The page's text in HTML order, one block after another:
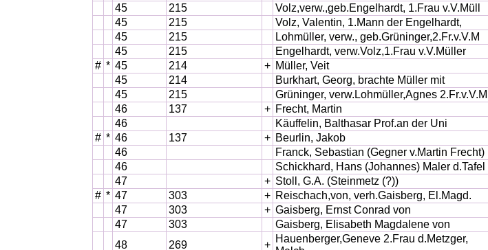
45
215 Volz,verw.,geb.Engelhardt, 1.Frau v.V.Müll
45
215
Volz, Valentin, 1.Mann der Engelhardt,
45
215
Lohmüller, verw., geb.Grüninger,2.Fr.v.V.M
45
215
Engelhardt, verw.Volz,1.Frau v.V.Müller
# * 45 214 + Müller, Veit
45
214
Burkhart, Georg, brachte Müller mit
45
215
Grüninger, verw.Lohmüller,Agnes 2.Fr.v.V.M
46
137 + Frecht, Martin
46
Käuffelin, Balthasar Prof.an der Uni
# * 46 137 + Beurlin, Jakob
46
Franck, Sebastian (Gegner v.Martin Frecht)
46
Schickhard, Hans (Johannes) Maler d.Tafel
47
+ Stoll, G.A. (Steinmetz (?))
# * 47 303 + Reischach,von, verh.Gaisberg, El.Magd.
47
303 + Gaisberg, Ernst Conrad von
47
303 Gaisberg, Elisabeth Magdalene von
48
269 +
Hauenberger,Geneve 2.Frau d.Metzger,